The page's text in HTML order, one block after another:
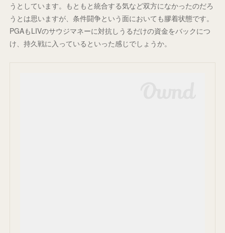
うとしています。もともと統合する気など双方になかったのだろ
うとは思いますが、条件闘争という面においても膠着状態です。
PGAもLIVのサウジマネーに対抗しうるだけの資金をバックにつ
け、持久戦に入っているといった感じでしょうか。